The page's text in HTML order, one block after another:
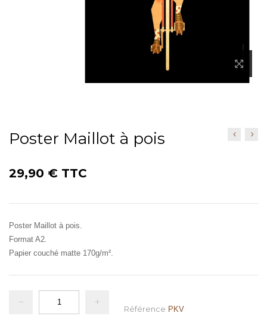
Poster Maillot à pois
29,90 € TTC
Poster Maillot à pois.
Format A2.
Papier couché matte 170g/m².
Référence PKV